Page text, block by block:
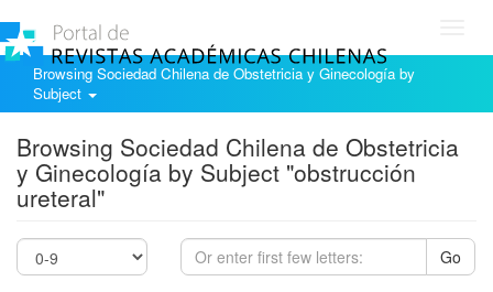
Browsing Sociedad Chilena de Obstetricia y Ginecología by
Subject
Browsing Sociedad Chilena de Obstetricia
y Ginecología by Subject "obstrucción
ureteral"
Go